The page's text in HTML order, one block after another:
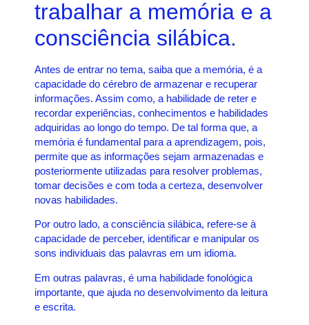
trabalhar a memória e a
consciência silábica.
Antes de entrar no tema, saiba que a memória, é a
capacidade do cérebro de armazenar e recuperar
informações. Assim como, a habilidade de reter e
recordar experiências, conhecimentos e habilidades
adquiridas ao longo do tempo. De tal forma que, a
memória é fundamental para a aprendizagem, pois,
permite que as informações sejam armazenadas e
posteriormente utilizadas para resolver problemas,
tomar decisões e com toda a certeza, desenvolver
novas habilidades.
Por outro lado, a consciência silábica, refere-se à
capacidade de perceber, identificar e manipular os
sons individuais das palavras em um idioma.
Em outras palavras, é uma habilidade fonológica
importante, que ajuda no desenvolvimento da leitura
e escrita.